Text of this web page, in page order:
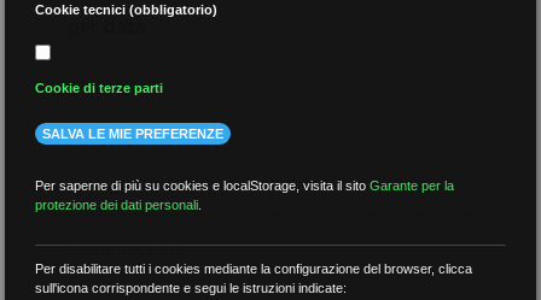
per data
più recenti
meno recenti
Cookie tecnici (obbligatorio)
Cookie di terze parti
SALVA LE MIE PREFERENZE
Per saperne di più su cookies e localStorage, visita il sitoGarante per la
protezione dei dati personali
Per disabilitare tutti i cookies mediante la configurazione del browser, clicca
sull'icona corrispondente e segui le istruzioni indicate: